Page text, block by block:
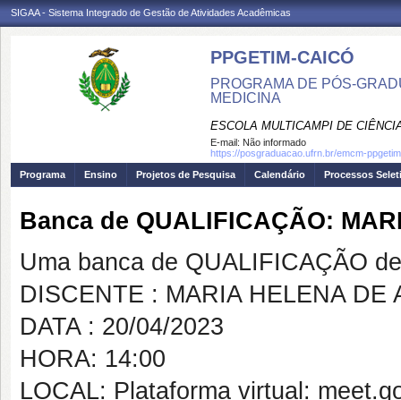
SIGAA - Sistema Integrado de Gestão de Atividades Acadêmicas
PPGETIM-CAICÓ
PROGRAMA DE PÓS-
MEDICINA
ESCOLA MULTICAMPI DE
E-mail: Não informado
https://posgraduacao.ufrn.br/emcm-ppgetim
Programa
Ensino Projetos de Pesquisa Calendário Processos
Banca de QUALIFICAÇÃO:
Uma banca de QUALIFICAÇÃO
DISCENTE : MARIA HELENA DE
DATA : 20/04/2023
HORA: 14:00
LOCAL: Plataforma virtual: